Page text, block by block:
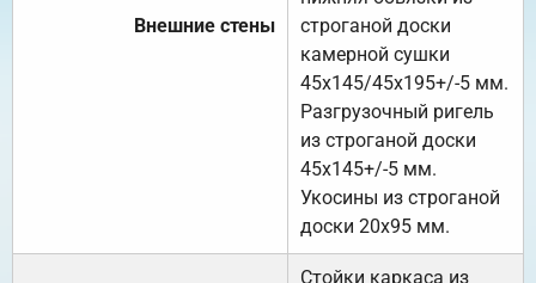
Внешние стены
строганой доски
камерной сушки
45х145/45х195+/-5 мм.
Разгрузочный ригель
из строганой доски
45х145+/-5 мм.
Укосины из строганой
доски 20х95 мм.
Стойки каркаса из